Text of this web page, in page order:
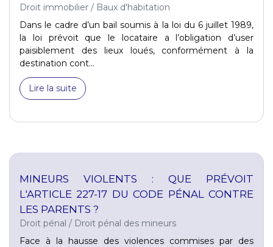
Droit immobilier / Baux d'habitation
Dans le cadre d’un bail soumis à la loi du 6 juillet 1989,
la loi prévoit que le locataire a l’obligation d’user
paisiblement des lieux loués, conformément à la
destination cont...
Lire la suite
MINEURS VIOLENTS : QUE PRÉVOIT
L'ARTICLE 227-17 DU CODE PÉNAL CONTRE
LES PARENTS ?
Droit pénal / Droit pénal des mineurs
Face à la hausse des violences commises par des